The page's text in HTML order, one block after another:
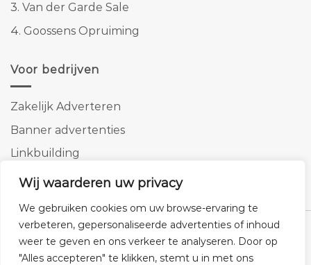
Wij waarderen uw privacy
We gebruiken cookies om uw browse-ervaring te
verbeteren, gepersonaliseerde advertenties of inhoud
weer te geven en ons verkeer te analyseren. Door op
"Alles accepteren" te klikken, stemt u in met ons
3. Van der Garde Sale
4. Goossens Opruiming
Voor bedrijven
Zakelijk Adverteren
Banner advertenties
Linkbuilding
SEO copywriting